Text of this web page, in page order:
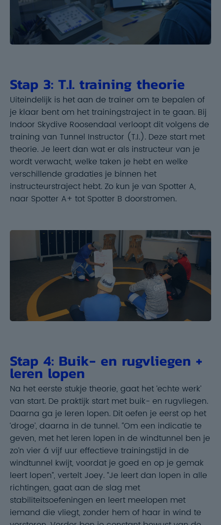
Stap 3: T.I. training theorie
Uiteindelijk is het aan de trainer om te bepalen of
je klaar bent om het trainingstraject in te gaan. Bij
Indoor Skydive Roosendaal verloopt dit volgens de
training van Tunnel Instructor (T.I.). Deze start met
theorie. Je leert dan wat er als instructeur van je
wordt verwacht, welke taken je hebt en welke
verschillende gradaties je binnen het
instructeurstraject hebt. Zo kun je van Spotter A,
naar Spotter A+ tot Spotter B doorstromen.
Stap 4: Buik- en rugvliegen +
leren lopen
Na het eerste stukje theorie, gaat het ‘echte werk’
van start. De praktijk start met buik- en rugvliegen.
Daarna ga je leren lopen. Dit oefen je eerst op het
‘droge’, daarna in de tunnel. ‘’Om een indicatie te
geven, met het leren lopen in de windtunnel ben je
zo’n vier á vijf uur effectieve trainingstijd in de
windtunnel kwijt, voordat je goed en op je gemak
leert lopen”, vertelt Joey. “Je leert dan lopen in alle
richtingen, gaat aan de slag met
stabiliteitsoefeningen en leert meelopen met
iemand die vliegt, zonder hem of haar in wind te